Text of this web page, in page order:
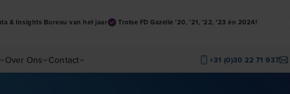
& Insights Bureau van het jaar Trotse FD Gazelle '20, '21, '22, '23 én 2024!
Over Ons Contact +31 (0)30 22 71 937